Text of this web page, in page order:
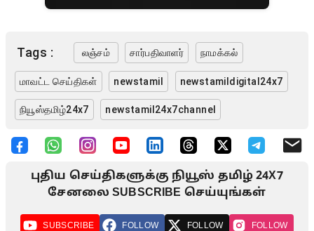
Tags : லஞ்சம் சார்பதிவாளர் நாமக்கல்
மாவட்ட செய்திகள் newstamil newstamildigital24x7
நியூஸ்தமிழ்24x7 newstamil24x7channel
புதிய செய்திகளுக்கு நியூஸ் தமிழ் 24X7
சேனலை SUBSCRIBE செய்யுங்கள்
SUBSCRIBE FOLLOW FOLLOW FOLLOW